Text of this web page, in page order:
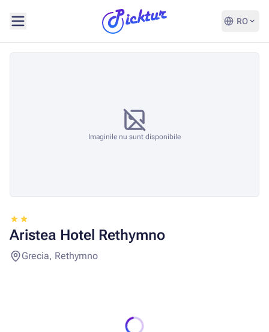
RO
Imaginile nu sunt disponibile
Aristea Hotel Rethymno
Grecia, Rethymno